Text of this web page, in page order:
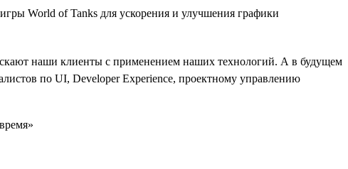
World of Tanks для ускорения и улучшения графики
наши клиенты с применением наших технологий. А в будущем
по UI, Developer Experience, проектному управлению